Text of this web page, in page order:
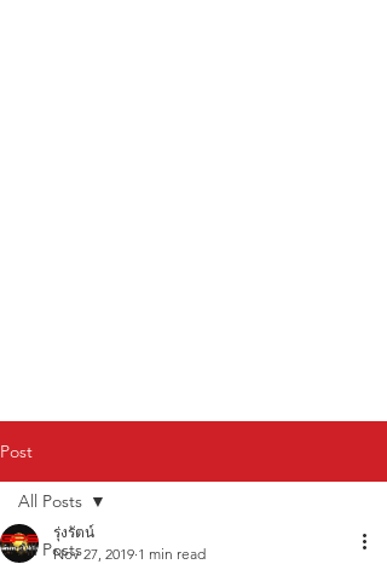
Post
All Posts
All Posts
รุ่งรัตน์
Nov 27, 2019 1 min read